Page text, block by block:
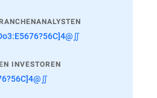
INVESTOREN